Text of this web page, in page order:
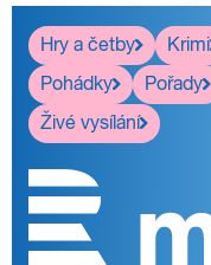
Hry a četby
Krimi
Pohádky
Pořady
Živé vysílání